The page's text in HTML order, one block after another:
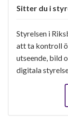
Sitter du i
Styrelsen i
att ta kontroll
utseende, bild
digitala